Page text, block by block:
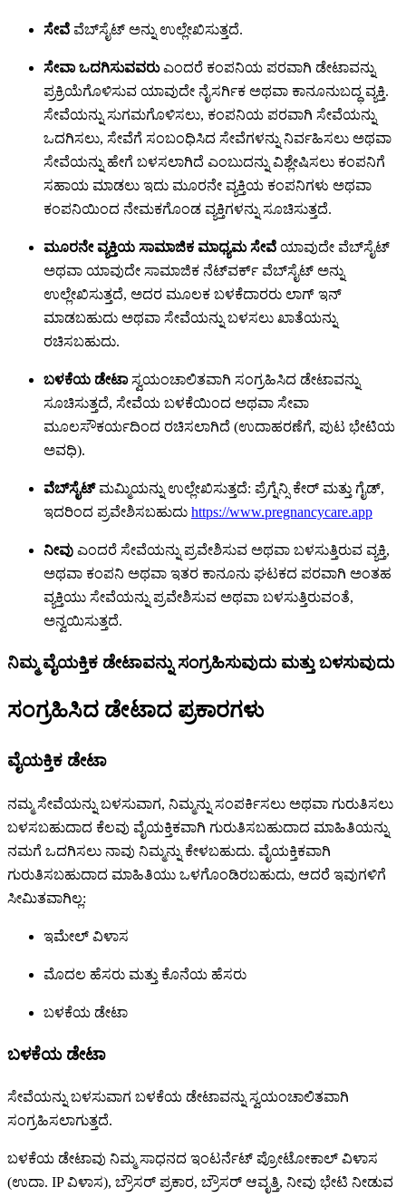
ಸೇವೆ ವೆಬ್‌ಸೈಟ್ ಅನ್ನು ಉಲ್ಲೇಖಿಸುತ್ತದೆ.
ಸೇವಾ ಒದಗಿಸುವವರುಎಂದರೆ ಕಂಪನಿಯ ಪರವಾಗಿ ಡೇಟಾವನ್ನು
ಪ್ರಕ್ರಿಯೆಗೊಳಿಸುವ ಯಾವುದೇ ನೈಸರ್ಗಿಕ ಅಥವಾ ಕಾನೂನುಬದ್ಧ ವ್ಯಕ್ತಿ.
ಸೇವೆಯನ್ನು ಸುಗಮಗೊಳಿಸಲು, ಕಂಪನಿಯ ಪರವಾಗಿ ಸೇವೆಯನ್ನು
ಒದಗಿಸಲು, ಸೇವೆಗೆ ಸಂಬಂಧಿಸಿದ ಸೇವೆಗಳನ್ನು ನಿರ್ವಹಿಸಲು ಅಥವಾ
ಸೇವೆಯನ್ನು ಹೇಗೆ ಬಳಸಲಾಗಿದೆ ಎಂಬುದನ್ನು ವಿಶ್ಲೇಷಿಸಲು ಕಂಪನಿಗೆ
ಸಹಾಯ ಮಾಡಲು ಇದು ಮೂರನೇ ವ್ಯಕ್ತಿಯ ಕಂಪನಿಗಳು ಅಥವಾ
ಕಂಪನಿಯಿಂದ ನೇಮಕಗೊಂಡ ವ್ಯಕ್ತಿಗಳನ್ನು ಸೂಚಿಸುತ್ತದೆ.
ಮೂರನೇ ವ್ಯಕ್ತಿಯ ಸಾಮಾಜಿಕ ಮಾಧ್ಯಮ ಸೇವೆ ಯಾವುದೇ ವೆಬ್‌ಸೈಟ್
ಅಥವಾ ಯಾವುದೇ ಸಾಮಾಜಿಕ ನೆಟ್‌ವರ್ಕ್ ವೆಬ್‌ಸೈಟ್ ಅನ್ನು
ಉಲ್ಲೇಖಿಸುತ್ತದೆ, ಅದರ ಮೂಲಕ ಬಳಕೆದಾರರು ಲಾಗ್ ಇನ್
ಮಾಡಬಹುದು ಅಥವಾ ಸೇವೆಯನ್ನು ಬಳಸಲು ಖಾತೆಯನ್ನು
ರಚಿಸಬಹುದು.
ಬಳಕೆಯ ಡೇಟಾಸ್ವಯಂಚಾಲಿತವಾಗಿ ಸಂಗ್ರಹಿಸಿದ ಡೇಟಾವನ್ನು
ಸೂಚಿಸುತ್ತದೆ, ಸೇವೆಯ ಬಳಕೆಯಿಂದ ಅಥವಾ ಸೇವಾ
ಮೂಲಸೌಕರ್ಯದಿಂದ ರಚಿಸಲಾಗಿದೆ (ಉದಾಹರಣೆಗೆ, ಪುಟ ಭೇಟಿಯ
ಅವಧಿ).
ವೆಬ್‌ಸೈಟ್ಮಮ್ಮಿಯನ್ನು ಉಲ್ಲೇಖಿಸುತ್ತದೆ: ಪ್ರೆಗ್ನೆನ್ಸಿ ಕೇರ್ ಮತ್ತು ಗೈಡ್,
ಇದರಿಂದ ಪ್ರವೇಶಿಸಬಹುದು https://www.pregnancycare.app
ನೀವು ಎಂದರೆ ಸೇವೆಯನ್ನು ಪ್ರವೇಶಿಸುವ ಅಥವಾ ಬಳಸುತ್ತಿರುವ ವ್ಯಕ್ತಿ,
ಅಥವಾ ಕಂಪನಿ ಅಥವಾ ಇತರ ಕಾನೂನು ಘಟಕದ ಪರವಾಗಿ ಅಂತಹ
ವ್ಯಕ್ತಿಯು ಸೇವೆಯನ್ನು ಪ್ರವೇಶಿಸುವ ಅಥವಾ ಬಳಸುತ್ತಿರುವಂತೆ,
ಅನ್ವಯಿಸುತ್ತದೆ.
ನಿಮ್ಮ ವೈಯಕ್ತಿಕ ಡೇಟಾವನ್ನು ಸಂಗ್ರಹಿಸುವುದು ಮತ್ತು ಬಳಸುವುದು
ಸಂಗ್ರಹಿಸಿದ ಡೇಟಾದ ಪ್ರಕಾರಗಳು
ವೈಯಕ್ತಿಕ ಡೇಟಾ
ನಮ್ಮ ಸೇವೆಯನ್ನು ಬಳಸುವಾಗ, ನಿಮ್ಮನ್ನು ಸಂಪರ್ಕಿಸಲು ಅಥವಾ ಗುರುತಿಸಲು
ಬಳಸಬಹುದಾದ ಕೆಲವು ವೈಯಕ್ತಿಕವಾಗಿ ಗುರುತಿಸಬಹುದಾದ ಮಾಹಿತಿಯನ್ನು
ನಮಗೆ ಒದಗಿಸಲು ನಾವು ನಿಮ್ಮನ್ನು ಕೇಳಬಹುದು. ವೈಯಕ್ತಿಕವಾಗಿ
ಗುರುತಿಸಬಹುದಾದ ಮಾಹಿತಿಯು ಒಳಗೊಂಡಿರಬಹುದು, ಆದರೆ ಇವುಗಳಿಗೆ
ಸೀಮಿತವಾಗಿಲ್ಲ:
ಇಮೇಲ್ ವಿಳಾಸ
ಮೊದಲ ಹೆಸರು ಮತ್ತು ಕೊನೆಯ ಹೆಸರು
ಬಳಕೆಯ ಡೇಟಾ
ಬಳಕೆಯ ಡೇಟಾ
ಸೇವೆಯನ್ನು ಬಳಸುವಾಗ ಬಳಕೆಯ ಡೇಟಾವನ್ನು ಸ್ವಯಂಚಾಲಿತವಾಗಿ
ಸಂಗ್ರಹಿಸಲಾಗುತ್ತದೆ.
ಬಳಕೆಯ ಡೇಟಾವು ನಿಮ್ಮ ಸಾಧನದ ಇಂಟರ್ನೆಟ್ ಪ್ರೋಟೋಕಾಲ್ ವಿಳಾಸ
(ಉದಾ. IP ವಿಳಾಸ), ಬ್ರೌಸರ್ ಪ್ರಕಾರ, ಬ್ರೌಸರ್ ಆವೃತ್ತಿ, ನೀವು ಭೇಟಿ ನೀಡುವ